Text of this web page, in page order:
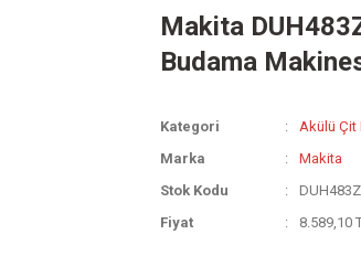
Makita
Budama
Kategori
Akülü Çit
Marka
Makita
Stok Kodu
DUH483Z
Fiyat
8.589,10